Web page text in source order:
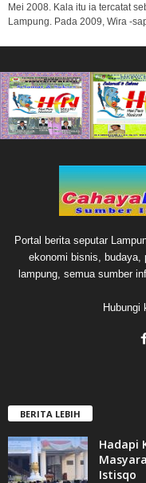
Mei 2008. Kala itu ia tercatat
Lampung. Pada 2009, Wira -
Portal berita seputar
ekonomi bisnis, budaya,
lampung, semua sumber
Hubungi
BERITA LEBIH
Hadapi
Istisqo